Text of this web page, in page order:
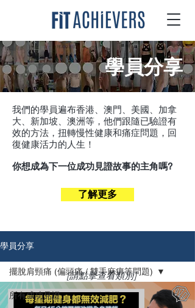
​學員分享
我們的學員遍布香港、澳門、美國、加拿
大、新加坡、澳洲等，他們跟隨已驗證有
效的方法，扭轉慢性健康和痛症問題，回
復健康活力的人生！
你想成為下一位成功見證故事的主角嗎?
了解更多
學員分享
所有成功見證
擺脫肩頸痛 (偏頭痛 / 雙手麻痹等問題)
[請點擊查看類別]